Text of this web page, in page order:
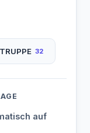
TRUPPE 32
auf